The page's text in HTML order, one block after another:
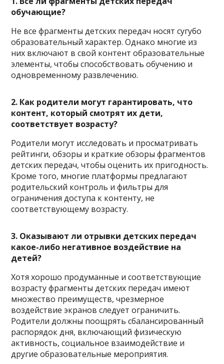
обучающие?
Не все фрагменты детских передач носят сугубо
образовательный характер. Однако многие из
них включают в свой контент образовательные
элементы, чтобы способствовать обучению и
одновременному развлечению.
2. Как родители могут гарантировать, что
контент, который смотрят их дети,
соответствует возрасту?
Родители могут исследовать и просматривать
рейтинги, обзоры и краткие обзоры фрагментов
детских передач, чтобы оценить их пригодность.
Кроме того, многие платформы предлагают
родительский контроль и фильтры для
ограничения доступа к контенту, не
соответствующему возрасту.
3. Оказывают ли отрывки детских передач
какое-либо негативное воздействие на
детей?
Хотя хорошо продуманные и соответствующие
возрасту фрагменты детских передач имеют
множество преимуществ, чрезмерное
воздействие экранов следует ограничить.
Родители должны поощрять сбалансированный
распорядок дня, включающий физическую
активность, социальное взаимодействие и
другие образовательные мероприятия.